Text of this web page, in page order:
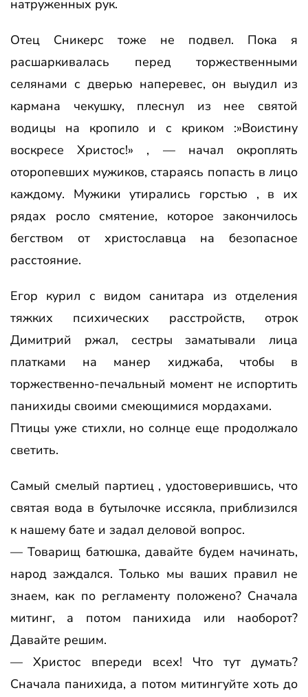
натруженных рук.
Отец Сникерс тоже не подвел. Пока я
расшаркивалась перед торжественными
селянами с дверью наперевес, он выудил из
кармана чекушку, плеснул из нее святой
водицы на кропило и с криком :»Воистину
воскресе Христос!» , — начал окроплять
оторопевших мужиков, стараясь попасть в лицо
каждому. Мужики утирались горстью , в их
рядах росло смятение, которое закончилось
бегством от христославца на безопасное
расстояние.
Егор курил с видом санитара из отделения
тяжких психических расстройств, отрок
Димитрий ржал, сестры заматывали лица
платками на манер хиджаба, чтобы в
торжественно-печальный момент не испортить
панихиды своими смеющимися мордахами.
Птицы уже стихли, но солнце еще продолжало
светить.
Самый смелый партиец , удостоверившись, что
святая вода в бутылочке иссякла, приблизился
к нашему бате и задал деловой вопрос.
— Товарищ батюшка, давайте будем начинать,
народ заждался. Только мы ваших правил не
знаем, как по регламенту положено? Сначала
митинг, а потом панихида или наоборот?
Давайте решим.
— Христос впереди всех! Что тут думать?
Сначала панихида, а потом митингуйте хоть до